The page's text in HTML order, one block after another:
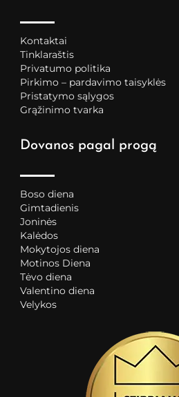
Kontaktai
Tinklaraštis
Privatumo politika
Pirkimo – pardavimo taisyklės
Pristatymo sąlygos
Grąžinimo tvarka
Dovanos pagal progą
Boso diena
Gimtadienis
Joninės
Kalėdos
Mokytojos diena
Motinos Diena
Tėvo diena
Valentino diena
Velykos